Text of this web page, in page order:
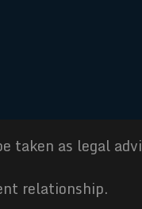
as legal
relationship.